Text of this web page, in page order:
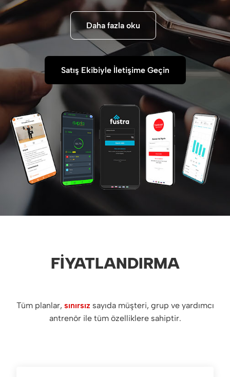
Daha fazla oku
Satış Ekibiyle İletişime Geçin
FIYATLANDIRMA
Tüm planlar, sınırsız sayıda müşteri, grup ve yardımcı
antrenör ile tüm özelliklere sahiptir.